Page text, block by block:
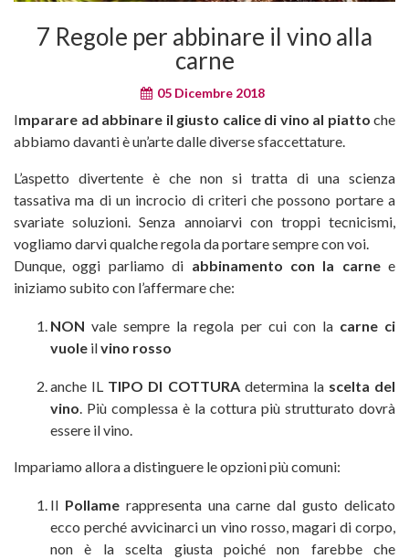
7 Regole per abbinare il vino alla
carne
05 Dicembre 2018
Imparare ad abbinare il giusto calice di vino al piatto che
abbiamo davanti è un’arte dalle diverse sfaccettature.
L’aspetto divertente è che non si tratta di una scienza
tassativa ma di un incrocio di criteri che possono portare a
svariate soluzioni. Senza annoiarvi con troppi tecnicismi,
vogliamo darvi qualche regola da portare sempre con voi.
Dunque, oggi parliamo di abbinamento con la carnee
iniziamo subito con l’affermare che:
NON vale sempre la regola per cui con la carne ci
vuole ilvino rosso
anche IL TIPO DI COTTURAdetermina la scelta del
vino. Più complessa è la cottura più strutturato dovrà
essere il vino.
Impariamo allora a distinguere le opzioni più comuni:
Il Pollamerappresenta una carne dal gusto delicato
ecco perché avvicinarci un vino rosso, magari di corpo,
non è la scelta giusta poiché non farebbe che